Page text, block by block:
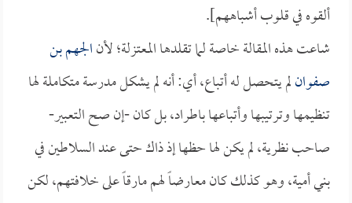
ألقوه في قلوب أشباههم].
شاعت هذه المقالة خاصة لما تقلدها المعتزلة؛ لأنالجهم بن
صفوانلم يتحصل له أتباع، أي: أنه لم يشكل مدرسة متكاملة لها
تنظيمها وترتيبها وأتباعها باطراد، بل كان -إن صح التعبير-
صاحب نظرية، لم يكن لها حظها إذ ذاك حتى عند السلاطين في
بني أمية، وهو كذلك كان معارضاً لهم مارقاً على خلافتهم، لكن